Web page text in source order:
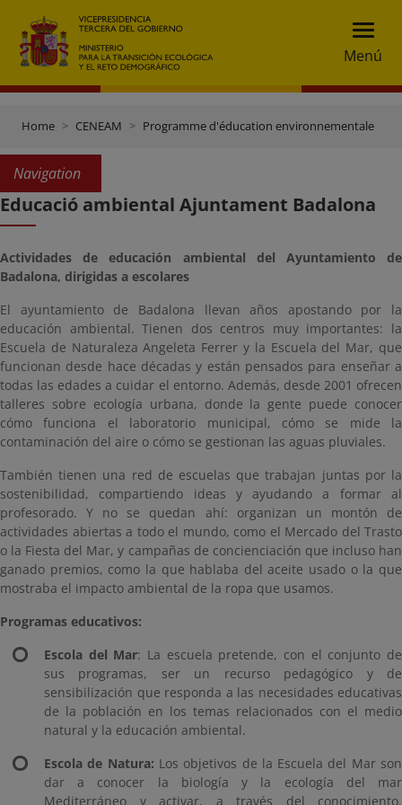
Menú
Home CENEAM Programme d'éducation environnementale
Navigation
Educació ambiental Ajuntament Badalona
Actividades de educación ambiental del Ayuntamiento de
Badalona, dirigidas a escolares
El ayuntamiento de Badalona llevan años apostando por la
educación ambiental. Tienen dos centros muy importantes: la
Escuela de Naturaleza Angeleta Ferrer y la Escuela del Mar, que
funcionan desde hace décadas y están pensados para enseñar a
todas las edades a cuidar el entorno. Además, desde 2001 ofrecen
talleres sobre ecología urbana, donde la gente puede conocer
cómo funciona el laboratorio municipal, cómo se mide la
contaminación del aire o cómo se gestionan las aguas pluviales.
También tienen una red de escuelas que trabajan juntas por la
sostenibilidad, compartiendo ideas y ayudando a formar al
profesorado. Y no se quedan ahí: organizan un montón de
actividades abiertas a todo el mundo, como el Mercado del Trasto
o la Fiesta del Mar, y campañas de concienciación que incluso han
ganado premios, como la que hablaba del aceite usado o la que
mostraba el impacto ambiental de la ropa que usamos.
Programas educativos:
Escola del Mar: La escuela pretende, con el conjunto de
sus programas, ser un recurso pedagógico y de
sensibilización que responda a las necesidades educativas
de la población en los temas relacionados con el medio
natural y la educación ambiental.
Escola de Natura: Los objetivos de la Escuela del Mar son
dar a conocer la biología y la ecología del mar
Mediterráneo y activar, a través del conocimiento,